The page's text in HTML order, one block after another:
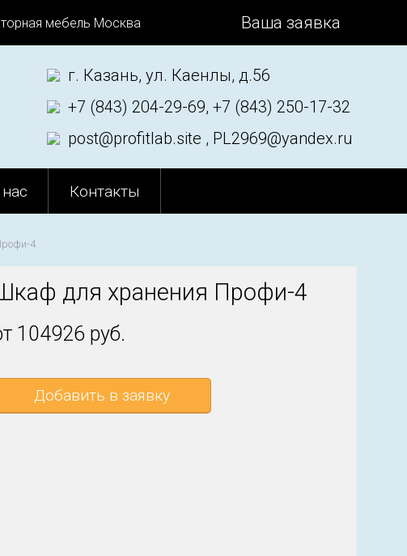
мебель Москва Ваша заявка
г. Казань, ул. Каенлы, д.56
+7 (843) 204-29-69, +7 (843) 250-17-32
post@profitlab.site , PL2969@yandex.ru
Контакты
4
для хранения Профи-4
104926 руб.
Добавить в заявку